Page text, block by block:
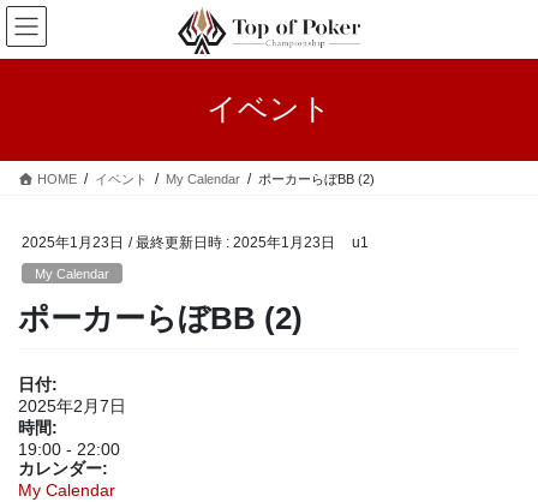
コ
ン
テ
ス
ナ
ビ
ゲ
ン
イベント
HOME イベント My Calendar ポーカーらぼBB (2)
2025年1月23日 / 最終更新日時 : 2025年1月23日 u1
My Calendar
ポーカーらぼBB (2)
日付:
2025年2月7日
時間:
19:00 - 22:00
カレンダー:
My Calendar